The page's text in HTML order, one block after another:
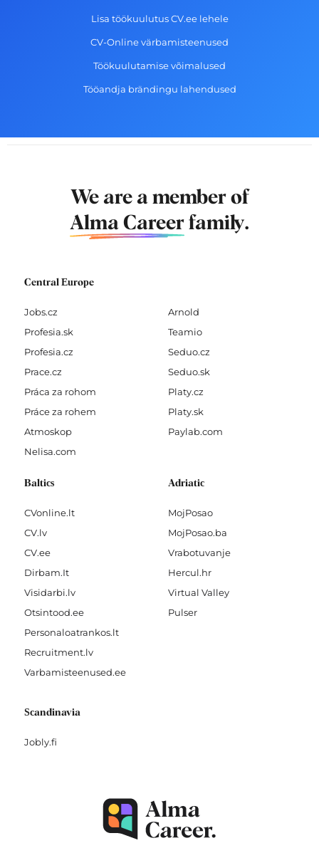
Lisa töökuulutus CV.ee lehele
CV-Online värbamisteenused
Töökuulutamise võimalused
Tööandja brändingu lahendused
We are a member of
Alma Career family.
Central Europe
Jobs.cz
Profesia.sk
Profesia.cz
Prace.cz
Práca za rohom
Práce za rohem
Atmoskop
Nelisa.com
Arnold
Teamio
Seduo.cz
Seduo.sk
Platy.cz
Platy.sk
Paylab.com
Baltics
CVonline.lt
CV.lv
CV.ee
Dirbam.It
Visidarbi.lv
Otsintood.ee
Personaloatrankos.lt
Recruitment.lv
Varbamisteenused.ee
Adriatic
MojPosao
MojPosao.ba
Vrabotuvanje
Hercul.hr
Virtual Valley
Pulser
Scandinavia
Jobly.fi